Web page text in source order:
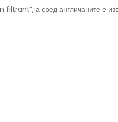
а сред англичаните е